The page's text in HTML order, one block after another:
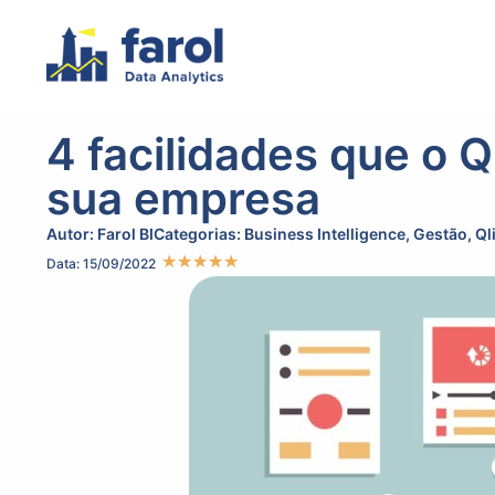
4 facilidades que o
sua empresa
Autor: Farol BICategorias: Business Intelligence, Gestão,
Data: 15/09/2022 ★★★★★